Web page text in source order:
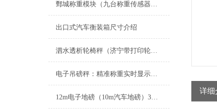
鄄城称重模块（九台称重传感器）滨州称重模块拉杆）芝罘电子隔爆衡器维修
出口式汽车衡装箱尺寸介绍
泗水透析轮椅秤（济宁带打印轮椅秤）奎文超低台面轮椅地磅秤维修
电子吊磅秤：精准称重实时显示，工业起重称重核心设备
12m电子地磅（10m汽车地磅）3X20米汽车磅维修
详细